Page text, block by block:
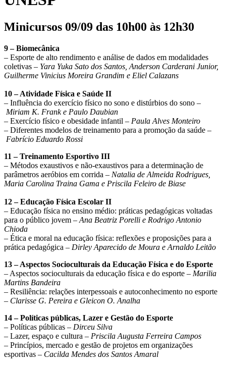
Minicursos 09/09 das 10h00 às 12h30
9 – Biomecânica
– Esporte de alto rendimento e análise de dados em modalidades
coletivas – Yara Yuka Sato dos Santos, Anderson Carderani Junior,
Guilherme Vinicius Moreira Grandim e Eliel Calazans
10 – Atividade Física e Saúde II
– Influência do exercício físico no sono e distúrbios do sono –
Miriam K. Frank e Paulo Daubian
– Exercício físico e obesidade infantil – Paula Alves Monteiro
– Diferentes modelos de treinamento para a promoção da saúde –
Fabrício Eduardo Rossi
11 – Treinamento Esportivo III
– Métodos exaustivos e não-exaustivos para a determinação de
parâmetros aeróbios em corrida – Natalia de Almeida Rodrigues,
Maria Carolina Traina Gama e Priscila Feleiro de Biase
12 – Educação Física Escolar II
– Educação física no ensino médio: práticas pedagógicas voltadas
para o público jovem – Ana Beatriz Porelli e Rodrigo Antonio
Chioda
– Ética e moral na educação física: reflexões e proposições para a
prática pedagógica – Dirley Aparecido de Moura e Arnaldo Leitão
13 – Aspectos Socioculturais da Educação Física e do Esporte
– Aspectos socioculturais da educação física e do esporte – Marilia
Martins Bandeira
– Resiliência: relações interpessoais e autoconhecimento no esporte
– Clarisse G. Pereira e Gleicon O. Analha
14 – Políticas públicas, Lazer e Gestão do Esporte
– Políticas públicas – Dirceu Silva
– Lazer, espaço e cultura – Priscila Augusta Ferreira Campos
– Princípios, mercado e gestão de projetos em organizações
esportivas – Cacilda Mendes dos Santos Amaral